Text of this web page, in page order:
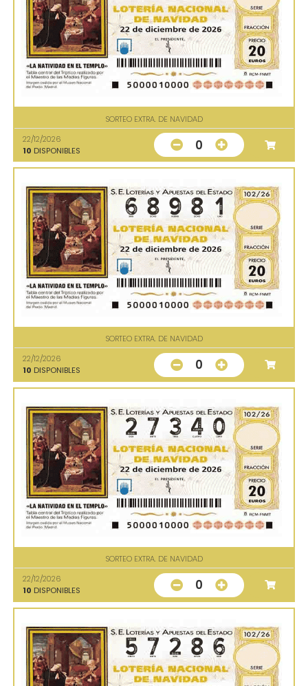
SORTEO EXTRA. DE NAVIDAD
22/12/2026
10 DISPONIBLES 0
SORTEO EXTRA. DE NAVIDAD
22/12/2026
10 DISPONIBLES 0
SORTEO EXTRA. DE NAVIDAD
22/12/2026
10 DISPONIBLES 0